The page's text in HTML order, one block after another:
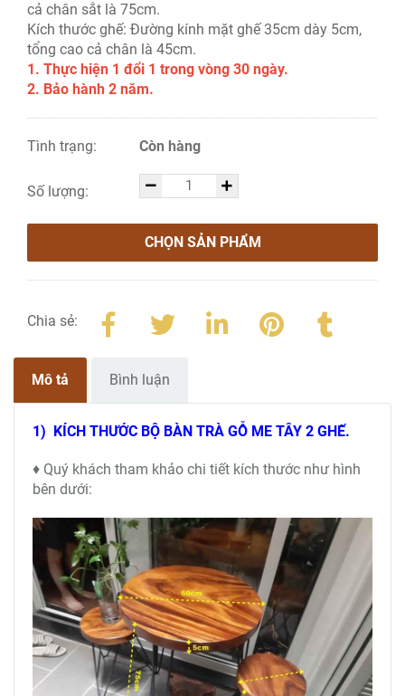
cả chân sắt là 75cm.
Kích thước ghế: Đường kính mặt ghế 35cm dày 5cm,
tổng cao cả chân là 45cm.
1. Thực hiện 1 đổi 1 trong vòng 30 ngày.
2. Bảo hành 2 năm.
Tình trạng: Còn hàng
Số lượng:
CHỌN SẢN PHẨM
Chia sẻ:
Mô tả Bình luận
1) KÍCH THƯỚC BỘ BÀN TRÀ GỖ ME TÂY 2 GHẾ.
♦ Quý khách tham khảo chi tiết kích thước như hình
bên dưới: